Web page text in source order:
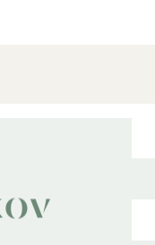
: